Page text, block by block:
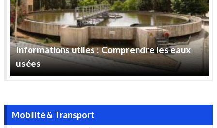
Informations utiles : Comprendre les eaux
usées
Mobilité & Transport